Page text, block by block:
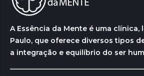
A Essência da Mente é uma clínica,
Paulo, que oferece diversos tipos
a integração e equilíbrio do ser